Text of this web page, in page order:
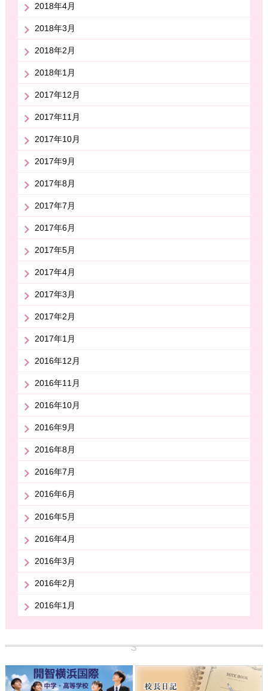
2018年4月
2018年3月
2018年2月
2018年1月
2017年12月
2017年11月
2017年10月
2017年9月
2017年8月
2017年7月
2017年6月
2017年5月
2017年4月
2017年3月
2017年2月
2017年1月
2016年12月
2016年11月
2016年10月
2016年9月
2016年8月
2016年7月
2016年6月
2016年5月
2016年4月
2016年3月
2016年2月
2016年1月